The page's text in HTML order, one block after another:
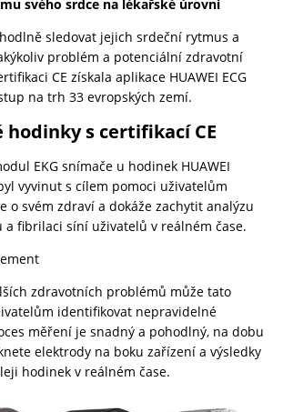
svého srdce na lékařské úrovni
sledovat jejich srdeční rytmus a
problém a potenciální zdravotní
CE získala aplikace HUAWEI ECG
na trh 33 evropských zemí.
s certifikací CE
EKG snímače u hodinek HUAWEI
vyvinut s cílem pomoci uživatelům
o svém zdraví a dokáže zachytit analýzu
a fibrilaci síní uživatelů v reálném čase.
zdravotních problémů může tato
identifikovat nepravidelné
měření je snadný a pohodlný, na dobu
elektrody na boku zařízení a výsledky
hodinek v reálném čase.